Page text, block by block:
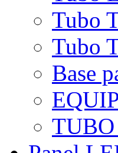
Tubo
Tubo
Base